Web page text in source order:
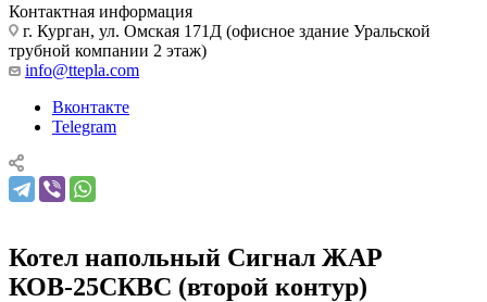
Контактная информация
г. Курган, ул. Омская 171Д (офисное здание Уральской
трубной компании 2 этаж)
info@ttepla.com
Вконтакте
Telegram
Котел напольный Сигнал ЖАР
КОВ-25СКВС (второй контур)